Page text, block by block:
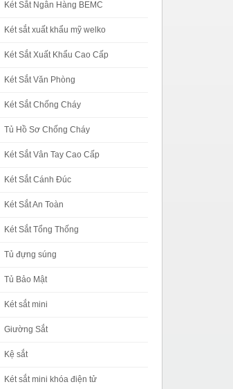
Két Sắt Ngân Hàng BEMC
Két sắt xuất khẩu mỹ welko
Két Sắt Xuất Khẩu Cao Cấp
Két Sắt Văn Phòng
Két Sắt Chống Cháy
Tủ Hồ Sơ Chống Cháy
Két Sắt Vân Tay Cao Cấp
Két Sắt Cánh Đúc
Két Sắt An Toàn
Két Sắt Tổng Thống
Tủ đựng súng
Tủ Bảo Mật
Két sắt mini
Giường Sắt
Kệ sắt
Két sắt mini khóa điện tử